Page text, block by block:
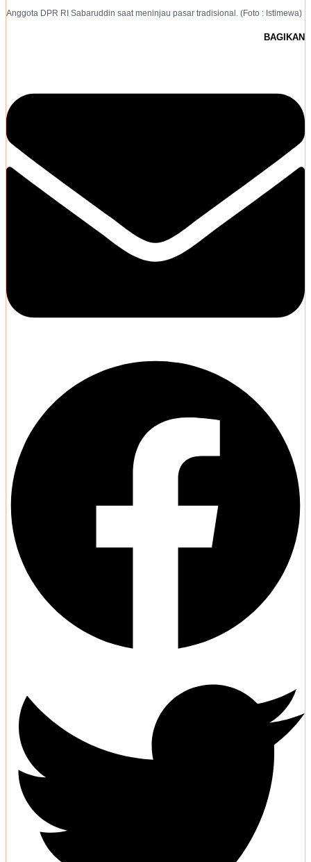
Anggota DPR RI Sabaruddin saat meninjau pasar tradisional. (Foto : Istimewa)
BAGIKAN